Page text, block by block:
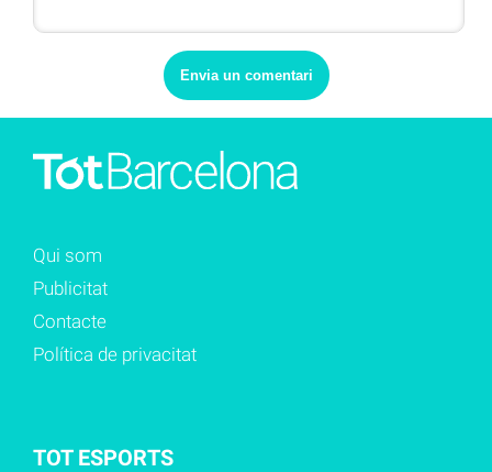
Qui som
Publicitat
Contacte
Política de privacitat
TOT ESPORTS